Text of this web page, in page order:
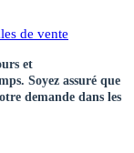
de vente
et
Soyez assuré que
demande dans les